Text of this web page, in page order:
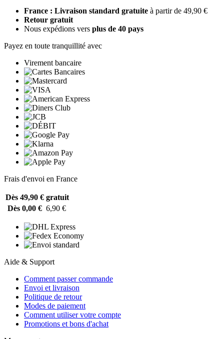
France : Livraison standard gratuite à partir de 49,90 €
Retour gratuit
Nous expédions vers plus de 40 pays
Payez en toute tranquillité avec
Virement bancaire
Frais d'envoi en France
Dès 49,90 € gratuit
Dès 0,00 € 6,90 €
Aide & Support
Comment passer commande
Envoi et livraison
Politique de retour
Modes de paiement
Comment utiliser votre compte
Promotions et bons d'achat